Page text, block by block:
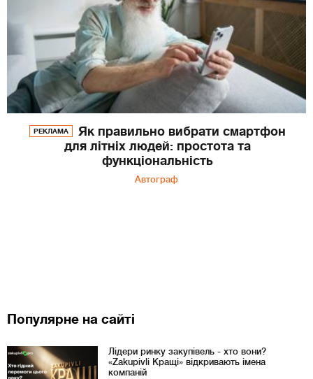
РЕКЛАМА
Як правильно вибрати смартфон
для літніх людей: простота та
функціональність
Автограф
Популярне на сайті
Лідери ринку закупівель - хто вони?
«Zakupivli Кращі» відкривають імена
компаній